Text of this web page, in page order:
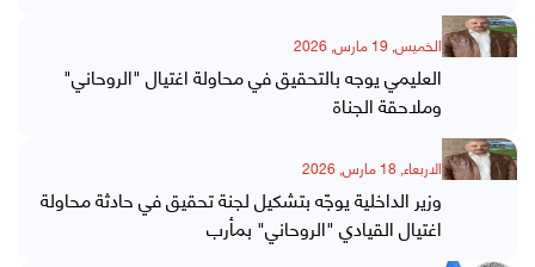
الخميس, 19 مارس, 2026
العليمي يوجه بالتحقيق في محاولة اغتيال "الروحاني"
وملاحقة الجناة
الاربعاء, 18 مارس, 2026
وزير الداخلية يوجّه بتشكيل لجنة تحقيق في حادثة محاولة
اغتيال القيادي "الروحاني" بمأرب